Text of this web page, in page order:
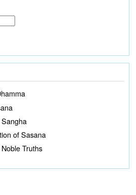
of Sasana
Truths